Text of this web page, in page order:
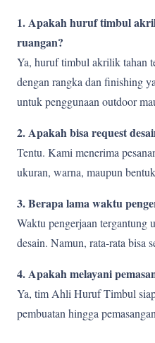
1. Apakah huruf timbul
ruangan?
Ya, huruf timbul akrilik tahan
dengan rangka dan finishing
untuk penggunaan outdoor
2. Apakah bisa request
Tentu. Kami menerima
ukuran, warna, maupun
3. Berapa lama waktu
Waktu pengerjaan tergantung
desain. Namun, rata-rata bisa
4. Apakah melayani
Ya, tim Ahli Huruf Timbul
pembuatan hingga